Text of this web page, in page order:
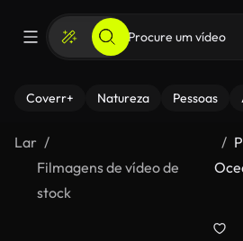
Coverr+ Natureza Pessoas
Lar
Filmagens de vídeo de
stock